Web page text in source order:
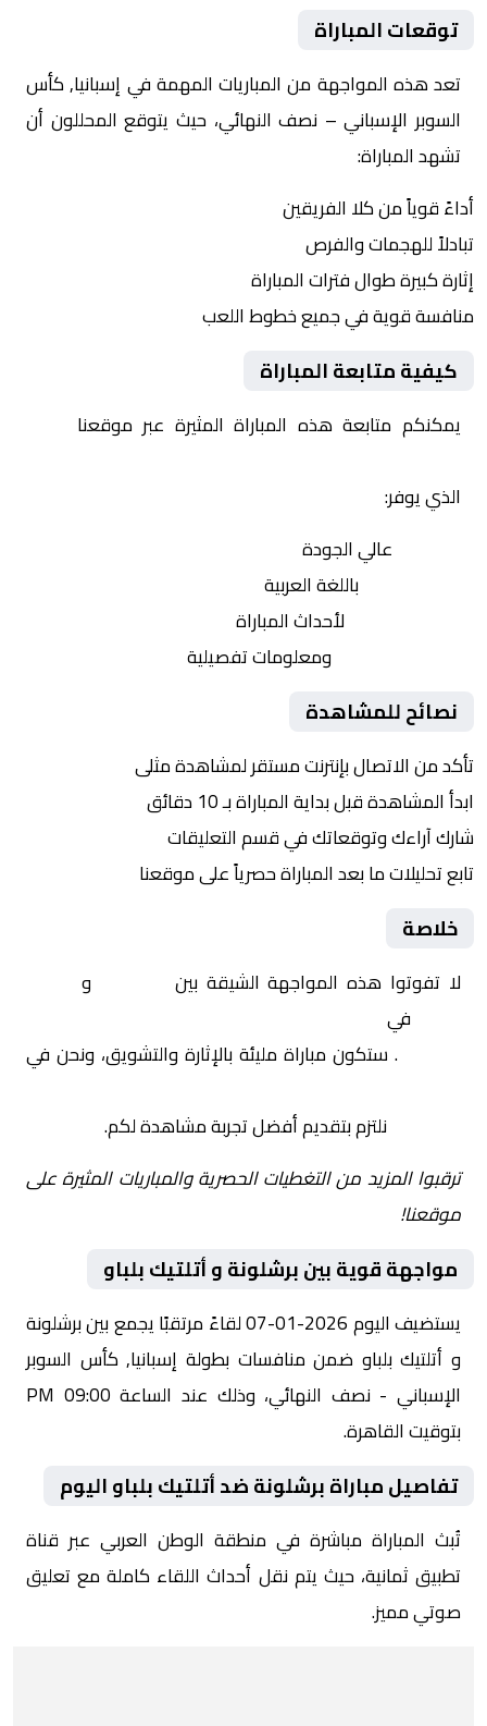
توقعات المباراة
تعد هذه المواجهة من المباريات المهمة في إسبانيا, كأس
السوبر الإسباني – نصف النهائي، حيث يتوقع المحللون أن
تشهد المباراة:
أداءً قوياً من كلا الفريقين
تبادلاً للهجمات والفرص
إثارة كبيرة طوال فترات المباراة
منافسة قوية في جميع خطوط اللعب
كيفية متابعة المباراة
يمكنكم متابعة هذه المباراة المثيرة عبر موقعنا
الذي يوفر:
عالي الجودة
باللغة العربية
لأحداث المباراة
ومعلومات تفصيلية
نصائح للمشاهدة
تأكد من الاتصال بإنترنت مستقر لمشاهدة مثلى
ابدأ المشاهدة قبل بداية المباراة بـ 10 دقائق
شارك آراءك وتوقعاتك في قسم التعليقات
تابع تحليلات ما بعد المباراة حصرياً على موقعنا
خلاصة
لا تفوتوا هذه المواجهة الشيقة بين و
في
. ستكون مباراة مليئة بالإثارة والتشويق، ونحن في
نلتزم بتقديم أفضل تجربة مشاهدة لكم.
ترقبوا المزيد من التغطيات الحصرية والمباريات المثيرة على
موقعنا!
مواجهة قوية بين برشلونة و أتلتيك بلباو
يستضيف اليوم 2026-01-07 لقاءً مرتقبًا يجمع بين برشلونة
و أتلتيك بلباو ضمن منافسات بطولة إسبانيا, كأس السوبر
الإسباني - نصف النهائي، وذلك عند الساعة 09:00 PM
بتوقيت القاهرة.
تفاصيل مباراة برشلونة ضد أتلتيك بلباو اليوم
تُبث المباراة مباشرة في منطقة الوطن العربي عبر قناة
تطبيق ثمانية، حيث يتم نقل أحداث اللقاء كاملة مع تعليق
صوتي مميز.